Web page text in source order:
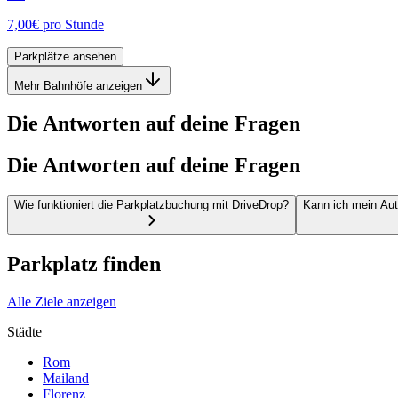
7,00€ pro Stunde
Parkplätze ansehen
Mehr Bahnhöfe anzeigen
Die Antworten auf deine Fragen
Die Antworten auf deine Fragen
Wie funktioniert die Parkplatzbuchung mit DriveDrop? Kann ich mein
Parkplatz finden
Alle Ziele anzeigen
Städte
Rom
Mailand
Florenz